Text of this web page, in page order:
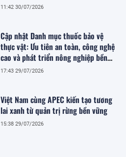
11:42 30/07/2026
Cập nhật Danh mục thuốc bảo vệ
thực vật: Ưu tiên an toàn, công nghệ
cao và phát triển nông nghiệp bền
vững
17:43 29/07/2026
Việt Nam cùng APEC kiến tạo tương
lai xanh từ quản trị rừng bền vững
15:38 29/07/2026